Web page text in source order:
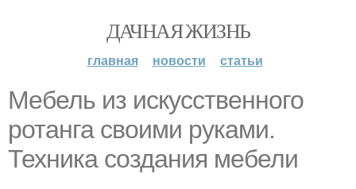
ДАЧНАЯ ЖИЗНЬ
главная новости статьи
Мебель из искусственного
ротанга своими руками.
Техника создания мебели